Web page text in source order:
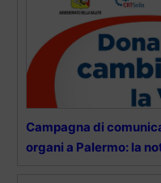
Campagna di
organi a Palermo: la